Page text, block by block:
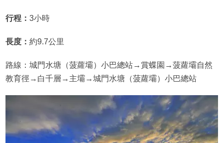
行程： 3小時
長度： 約9.7公里
路線：城門水塘（菠蘿壩）小巴總站→賞蝶園→菠蘿壩自然
教育徑→白千層→主壩→城門水塘（菠蘿壩）小巴總站